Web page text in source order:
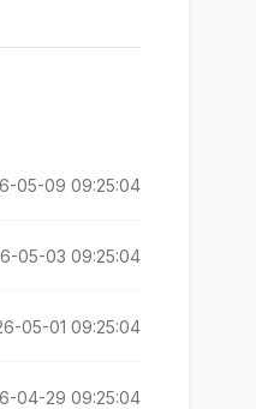
05-09 09:25:04
05-03 09:25:04
05-01 09:25:04
04-29 09:25:04